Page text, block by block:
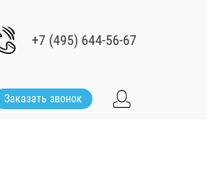
+7 (495) 644-56-67
Заказать звонок